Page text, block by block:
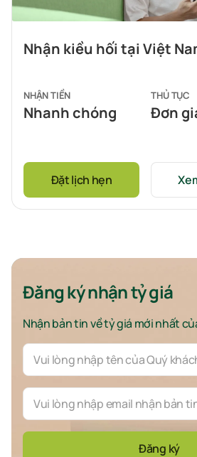
Nhận kiều hối tại Việt
NHẬN TIỀN
Nhanh chóng
THỦ TỤC
Đơn
Đặt lịch hẹn
Đăng ký nhận tỷ giá
Nhận bản tin về tỷ giá mới nhất
Đăng ký